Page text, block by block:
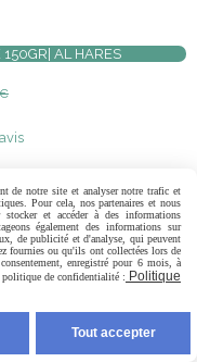
AL HARES
de notre site et analyser notre trafic et
Pour cela, nos partenaires et nous
et accéder à des informations
également des informations sur
de publicité et d'analyse, qui peuvent
fournies ou qu'ils ont collectées lors de
enregistré pour 6 mois, à
de confidentialité : Politique
Tout accepter